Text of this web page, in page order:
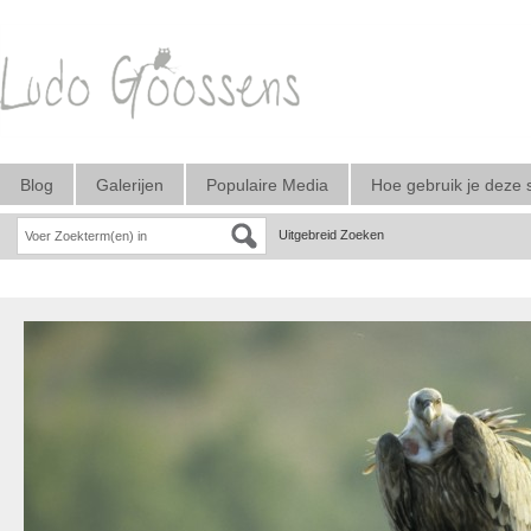
Blog Galerijen Populaire Media Hoe gebruik je deze
Uitgebreid Zoeken